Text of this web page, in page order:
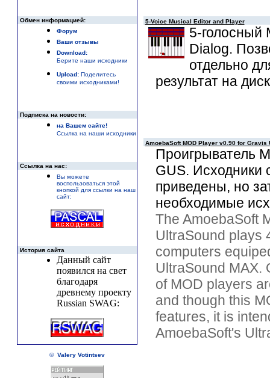
Обмен информацией:
Форум
Ваши отзывы
Download:
Берите наши исходники
Upload:Поделитесь
своими исходниками!
Подписка на новости:
на Вашем сайте!
Ссылка на наши исходники
Ссылка на нас:
Вы можете
воспользоваться этой
кнопкой для ссылки на наш
сайт:
История сайта
Данный сайт
появился на свет
благодаря
древнему проекту
Russian SWAG:
© Valery Votintsev
5-Voice Musical Editor and Player
5-голосный
Dialog.
отдельно
результат на
AmoebaSoft MOD Player v0.90 for Gravis
Проигрыватель
GUS. Исходники
приведены, но
необходимые
The AmoebaSoft
UltraSound plays
computers
UltraSound MAX.
of MOD players
and though this
features, it is
AmoebaSoft's